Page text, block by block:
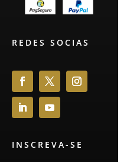
REDES SOCIAS
INSCREVA-SE